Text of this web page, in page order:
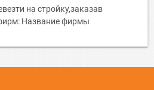
на стройку,заказав
Название фирмы